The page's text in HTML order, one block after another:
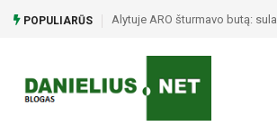
POPULIARŪS Poezijos ir bendrystės vakaras